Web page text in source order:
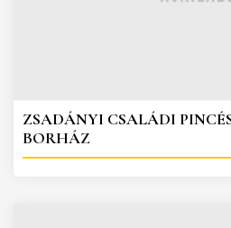
ZSADÁNYI CSALÁDI
BORHÁZ